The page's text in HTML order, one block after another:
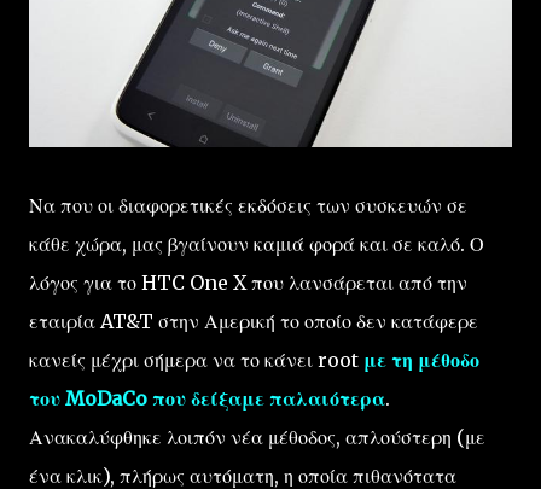
Να που οι διαφορετικές εκδόσεις των συσκευών σε
κάθε χώρα, μας βγαίνουν καμιά φορά και σε καλό. Ο
λόγος για το HTC One X που λανσάρεται από την
εταιρία AT&T στην Αμερική το οποίο δεν κατάφερε
κανείς μέχρι σήμερα να το κάνει root με τη μέθοδο
του MoDaCo που δείξαμε παλαιότερα.
Ανακαλύφθηκε λοιπόν νέα μέθοδος, απλούστερη (με
ένα κλικ), πλήρως αυτόματη, η οποία πιθανότατα